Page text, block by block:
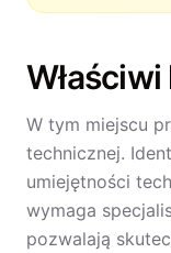
W tym miejscu
technicznej.
umiejętności
wymaga
pozwalają